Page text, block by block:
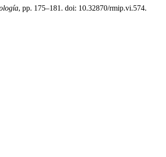
, pp. 175–181. doi: 10.32870/rmip.vi.574.